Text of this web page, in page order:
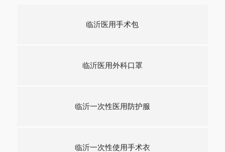
临沂医用手术包
临沂医用外科口罩
临沂一次性医用防护服
临沂一次性使用手术衣